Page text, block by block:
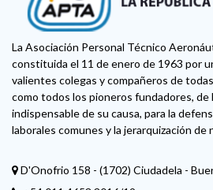
La Asociación Personal Técnico
constituida el 11 de enero de 1963 por
valientes colegas y compañeros de
como todos los pioneros fundadores, de
indispensable de su causa, para la
laborales comunes y la jerarquización
D'Onofrio 158 - (1702) Ciudadela -